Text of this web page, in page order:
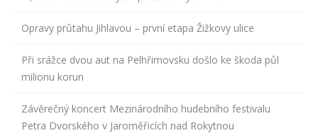
Opravy průtahu Jihlavou – první etapa Žižkovy ulice
Při srážce dvou aut na Pelhřimovsku došlo ke škoda půl
milionu korun
Závěrečný koncert Mezinárodního hudebního festivalu
Petra Dvorského v Jaroměřicích nad Rokytnou